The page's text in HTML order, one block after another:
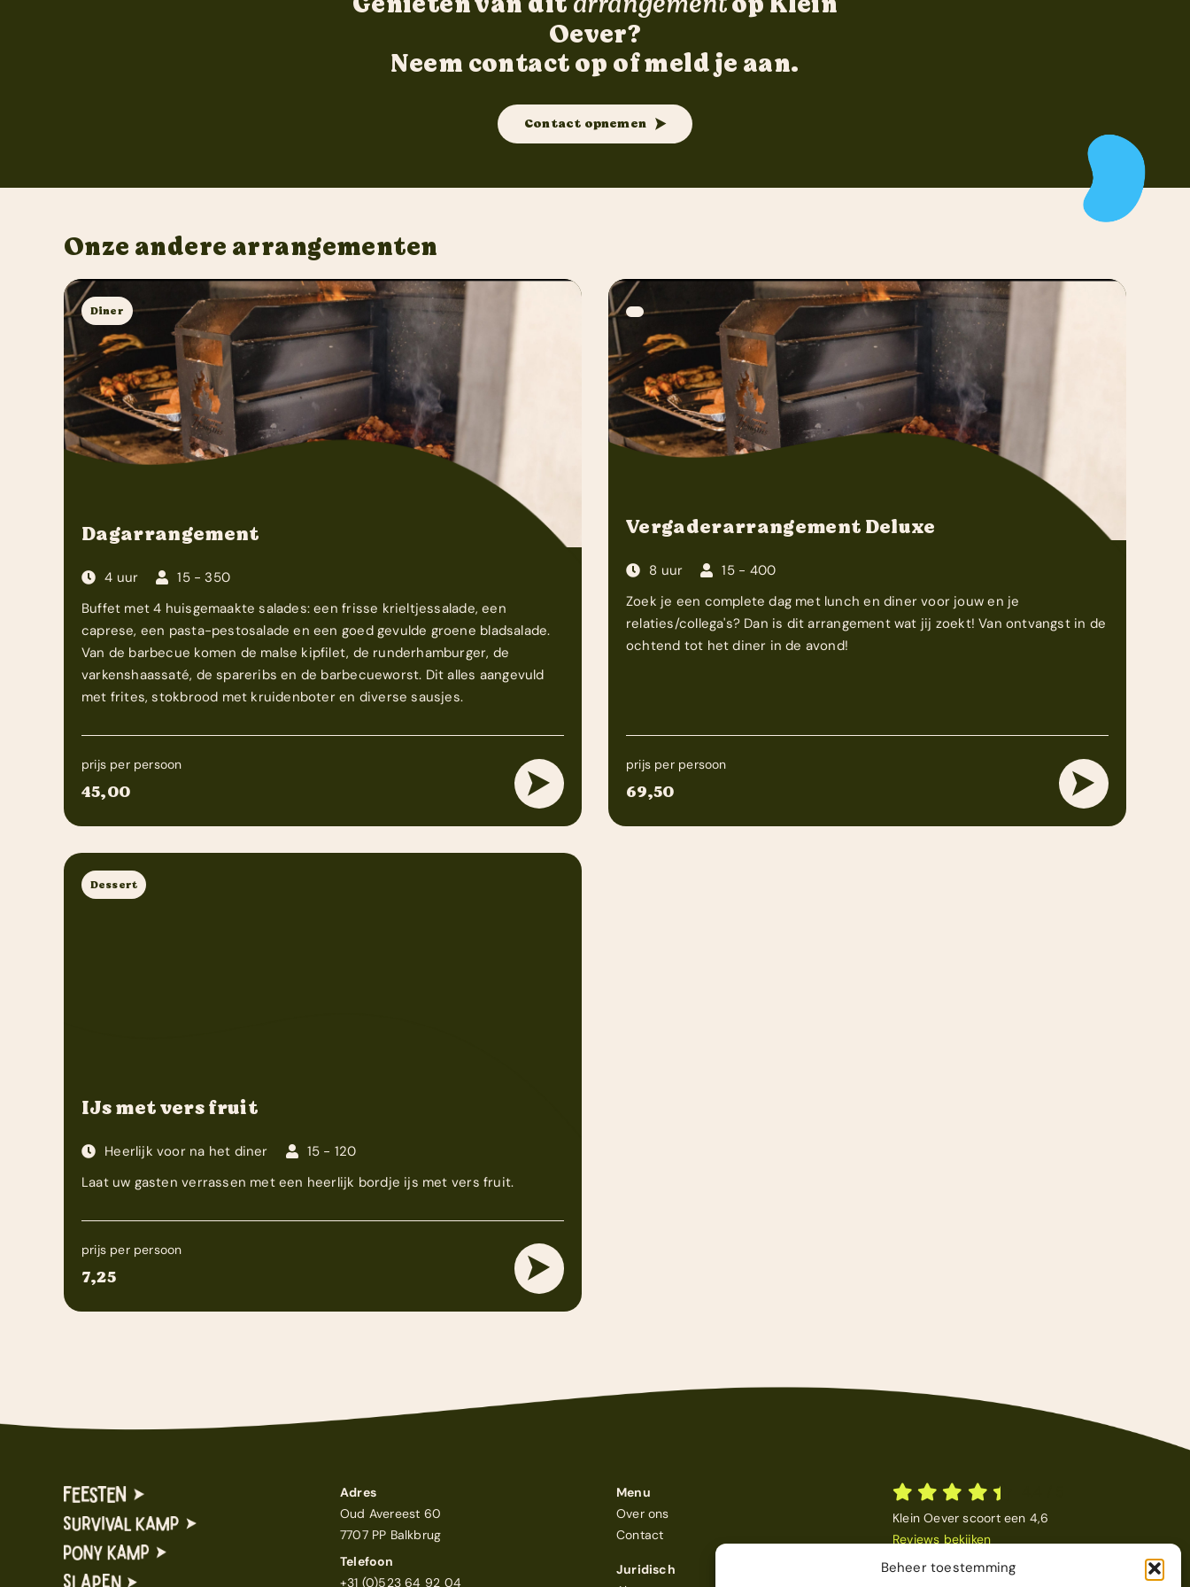
Beheer toestemming
Oever?
Neem contact op of meld je aan.
Contact opnemen
Onze andere arrangementen
Diner
Dagarrangement
4 uur
15 - 350
Buffet met 4 huisgemaakte salades: een frisse krieltjessalade, een
caprese, een pasta-pestosalade en een goed gevulde groene bladsalade.
Van de barbecue komen de malse kipfilet, de runderhamburger, de
varkenshaassaté, de spareribs en de barbecueworst. Dit alles aangevuld
met frites, stokbrood met kruidenboter en diverse sausjes.
prijs per persoon
45,00
Vergaderarrangement Deluxe
8 uur
15 - 400
Zoek je een complete dag met lunch en diner voor jouw en je
relaties/collega's? Dan is dit arrangement wat jij zoekt! Van ontvangst in de
ochtend tot het diner in de avond!
prijs per persoon
69,50
Dessert
IJs met vers fruit
Heerlijk voor na het diner
15 - 120
Laat uw gasten verrassen met een heerlijk bordje ijs met vers fruit.
prijs per persoon
7,25
Adres
Oud Avereest 60
7707 PP Balkbrug
Telefoon
+31 (0)523 64 92 04
Menu
Over ons
Contact
Juridisch
Klein Oever scoort een 4,6
Reviews bekijken